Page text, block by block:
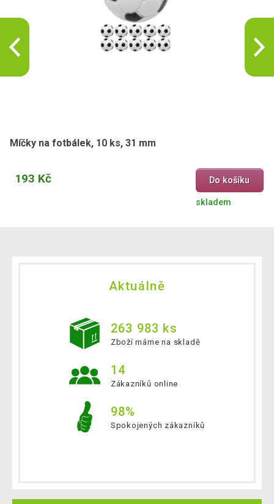
Míčky na fotbálek, 10 ks, 31 mm
193 Kč Do košíku
skladem
Aktuálně
263 983 ks
Zboží máme na skladě
14
Zákazníků online
98%
Spokojených zákazníků